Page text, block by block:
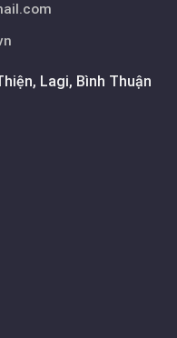
Lagi, Bình Thuận